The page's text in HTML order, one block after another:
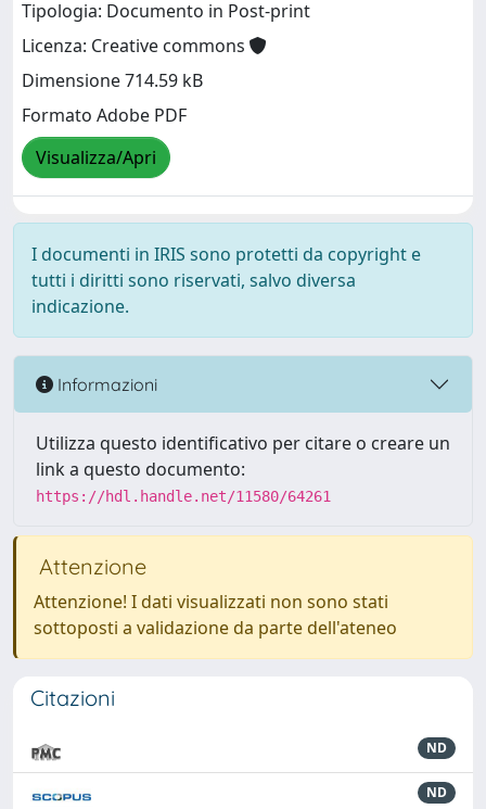
Tipologia: Documento in Post-print
Licenza: Creative commons
Dimensione 714.59 kB
Formato Adobe PDF
Visualizza/Apri
I documenti in IRIS sono protetti da copyright e
tutti i diritti sono riservati, salvo diversa
indicazione.
Informazioni
Utilizza questo identificativo per citare o creare un
link a questo documento:
https://hdl.handle.net/11580/64261
Attenzione
Attenzione! I dati visualizzati non sono stati
sottoposti a validazione da parte dell'ateneo
Citazioni
ND
ND